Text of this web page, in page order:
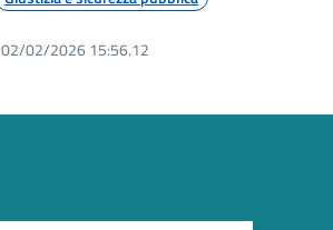
02/02/2026 15:56.12